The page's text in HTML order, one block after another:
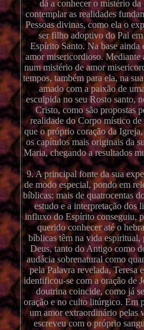
dá a conhecer o mistério
contemplar as realidades
Pessoas divinas, como ela o
ser filho adoptivo do Pai
Espírito Santo. Na base ainda
amor misericordioso. Mediante
num mistério de amor
tempos, também para ela, na
amado com a paixão de
esculpida no seu Rosto santo,
Cristo, como são propostas
realidade do Corpo místico de
que o próprio coração da
os capítulos mais originais da
Maria, chegando a resultados
9. A principal fonte da sua
de modo especial, pondo em
bíblicas: mais de quatrocentas
estudo e a interpretação dos
influxo do Espírito conseguiu,
querido conhecer até o
bíblicas têm na vida espiritual,
Deus, tanto do Antigo como
audácia sobrenatural como
pela Palavra revelada,
identificou-se com a oração de
doutrina coincide, como já
oração e no culto litúrgico. Em
um amor extraordinário pelas
escreveu com o próprio